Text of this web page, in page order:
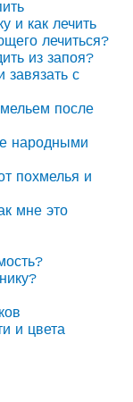
и как лечить
лечиться?
из запоя?
завязать с
после
народными
похмелья и
мне это
и цвета